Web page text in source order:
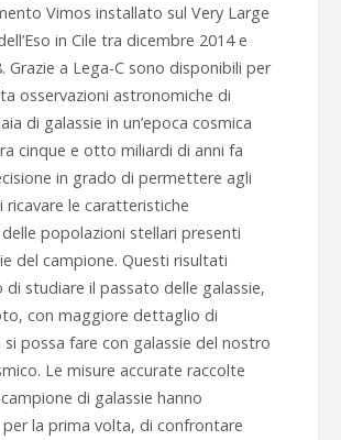
Vimos installato sul Very Large
in Cile tra dicembre 2014 e
Grazie a Lega-C sono disponibili per
osservazioni astronomiche di
di galassie in un’epoca cosmica
cinque e otto miliardi di anni fa
in grado di permettere agli
ricavare le caratteristiche
popolazioni stellari presenti
del campione. Questi risultati
di studiare il passato delle galassie,
con maggiore dettaglio di
possa fare con galassie del nostro
Le misure accurate raccolte
di galassie hanno
la prima volta, di confrontare